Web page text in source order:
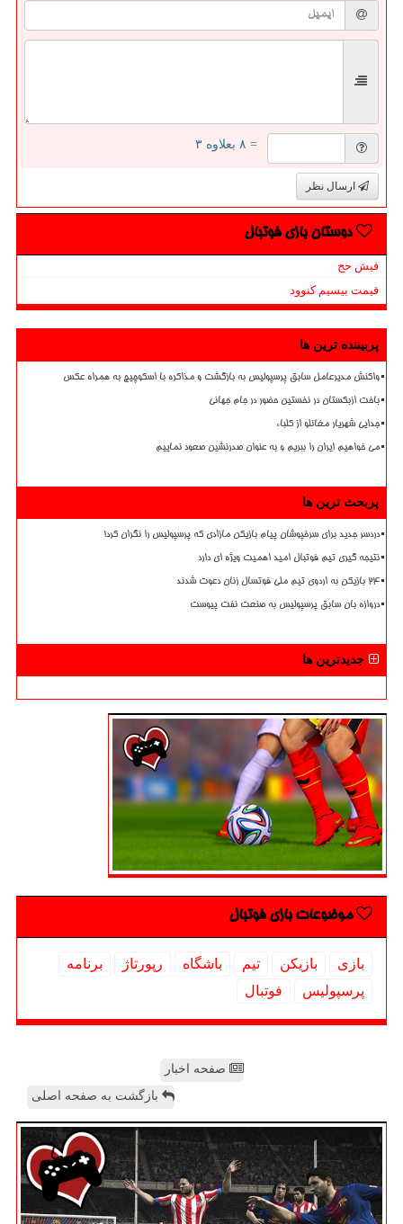
= ۸ بعلاوه ۳
ارسال نظر
دوستان بازی فوتبال
فیش حج
قیمت بیسیم کنوود
پربیننده ترین ها
واکنش مدیرعامل سابق پرسپولیس به بازگشت و مذاکره با اسکوچیچ به همراه عکس
باخت ازبکستان در نخستین حضور در جام جهانی
جدایی شهریار مغانلو از کلباء
می خواهیم ایران را ببریم و به عنوان صدرنشین صعود نماییم
پربحث ترین ها
دردسر جدید برای سرخپوشان پیام بازیکن مازادی که پرسپولیس را نگران کرد!
نتیجه گیری تیم فوتبال امید اهمیت ویژه ای دارد
۲۴ بازیکن به اردوی تیم ملی فوتسال زنان دعوت شدند
دروازه بان سابق پرسپولیس به صنعت نفت پیوست
جدیدترین ها
موضوعات بازی فوتبال
بازی بازیكن تیم باشگاه رپورتاژ
برنامه
پرسپولیس
فوتبال
صفحه اخبار
بازگشت به صفحه اصلی